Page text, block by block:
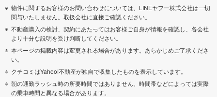
物件に関するお客様のお問い合わせについては、LINEヤフー株式会社は一切
関与いたしません。取扱会社に直接ご確認ください。
不動産購入の検討、契約にあたってはお客様ご自身が情報を確認し、各会社
より十分な説明を受け判断してください。
本ページの掲載内容は変更される場合があります。あらかじめご了承くださ
い。
クチコミはYahoo!不動産が独自で収集したものを表示しています。
朝の通勤ラッシュ時の所要時間ではありません。時間帯などによっては実際
の乗車時間と異なる場合があります。